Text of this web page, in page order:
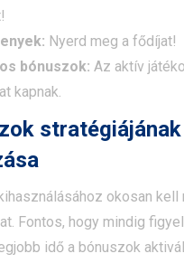
Nyerd meg a fődíjat!
bónuszok: Az aktív
kapnak.
stratégiájának
okosan kell
Fontos, hogy mindig
idő a bónuszok